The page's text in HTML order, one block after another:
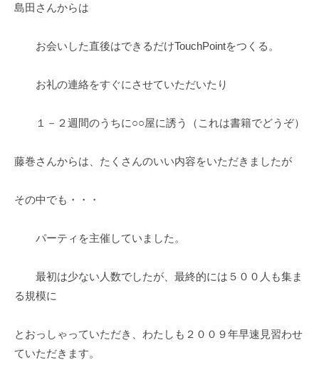
島田さんからは
お会いした直後はできるだけTouchPointをつくる。
お礼の連絡をすぐにさせていただいたり
１－２週間のうちに○○屋に誘う（これは書籍でどうぞ）
藤巻さんからは、たくさんのいい内容をいただきましたが
その中でも・・・
パーティを主催していました。
最初は少ない人数でしたが、最終的には５００人も集ま
る規模に
とおっしゃっていただき、わたしも２００９年早速見習わせ
ていただきます。